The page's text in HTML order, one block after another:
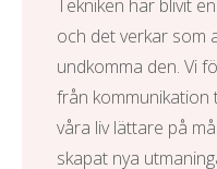
Tekniken har blivit
och det verkar som
undkomma den. Vi
från
våra liv lättare på
skapat nya